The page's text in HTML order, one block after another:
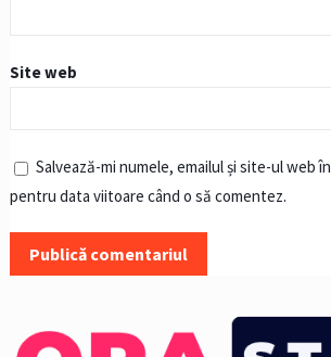
Site web
Salvează-mi numele, emailul și site-ul web
pentru data viitoare când o să comentez.